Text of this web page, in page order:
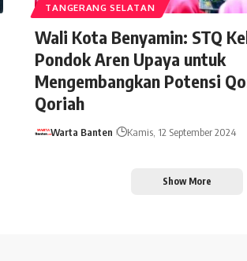
TANGERANG SELATAN
Wali Kota Benyamin: STQ
Pondok Aren Upaya untuk
Mengembangkan Potensi
Qoriah
Warta Banten Kamis, 12 September 2024
Show More